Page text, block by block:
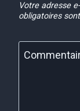
Votre adresse
obligatoires